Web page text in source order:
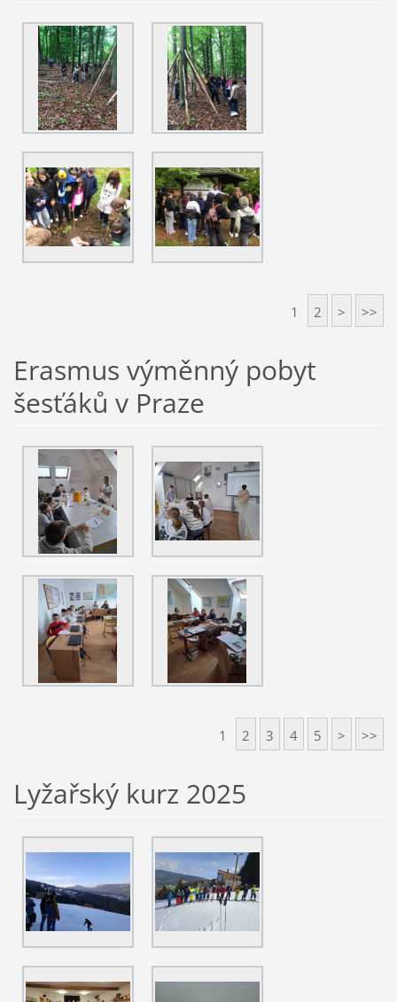
1 2 > >>
Erasmus výměnný pobyt
šesťáků v Praze
1 2 3 4 5 > >>
Lyžařský kurz 2025